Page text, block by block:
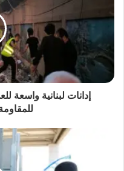
إدانات لبنانية واسعة